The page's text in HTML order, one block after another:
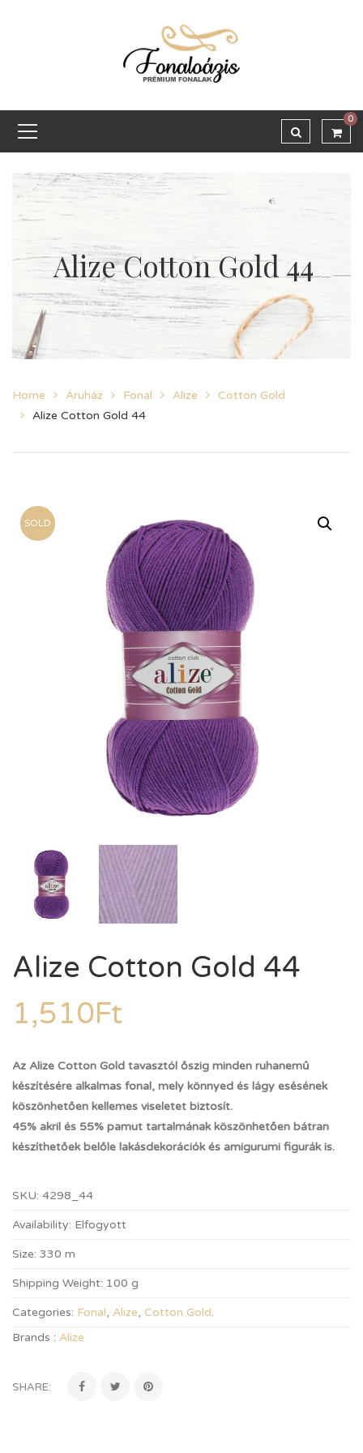
0
Alize Cotton Gold 44
Home Áruház Fonal Alize
Cotton Gold
Alize Cotton Gold 44
SOLD
Alize Cotton Gold 44
1,510Ft
Az Alize Cotton Gold tavasztól őszig minden ruhanemű
készítésére alkalmas fonal, mely könnyed és lágy esésének
köszönhetően kellemes viseletet biztosít.
45% akril és 55% pamut tartalmának köszönhetően bátran
készíthetőek belőle lakásdekorációk és amigurumi figurák is.
SKU: 4298_44
Availability: Elfogyott
Size: 330 m
Shipping Weight: 100 g
Categories: Fonal, Alize, Cotton Gold.
Brands : Alize
SHARE: